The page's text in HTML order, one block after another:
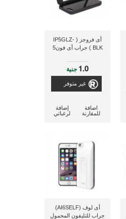
أى فروجز ( IP5GLZ-
BLK ) جراب أى فون5
1.0 جنية
غير متوفر
إضافة
لرغباتي
اضافة
للمقارنة
أى لوف (AI6SELF)
جراب للتليفون المحمول